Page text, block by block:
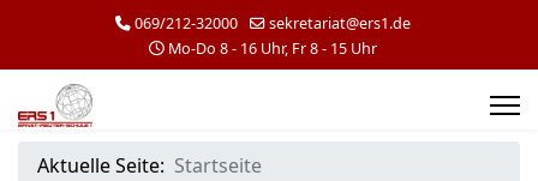
069/212-32000
sekretariat@ers1.de
Mo-Do 8 - 16 Uhr, Fr 8 - 15 Uhr
Aktuelle Seite: Startseite